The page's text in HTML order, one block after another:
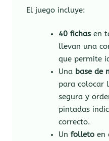
El juego incluye:
40 fichasen
llevan una
que permite
Una base de
para colocar
segura y
pintadas
correcto.
Un folleto en